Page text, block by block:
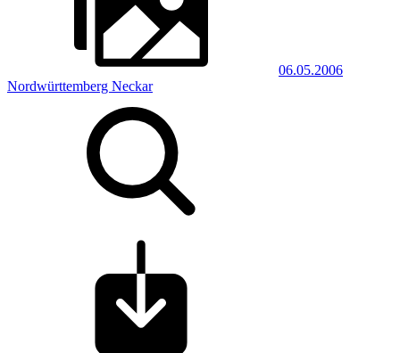
06.05.2006
Nordwürttemberg Neckar